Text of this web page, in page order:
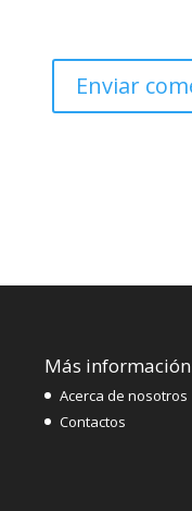
Más información
Acerca de nosotros
Contactos